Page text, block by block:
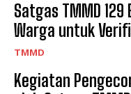
Satgas TMMD
Warga untuk
TMMD
Kegiatan